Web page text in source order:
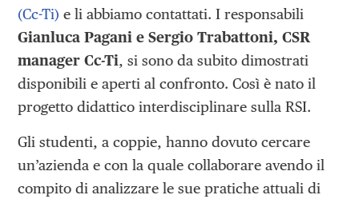
(Cc-Ti) e li abbiamo contattati. I responsabili
Gianluca Pagani e Sergio Trabattoni, CSR
manager Cc-Ti, si sono da subito dimostrati
disponibili e aperti al confronto. Così è nato il
progetto didattico interdisciplinare sulla RSI.
Gli studenti, a coppie, hanno dovuto cercare
un’azienda e con la quale collaborare avendo il
compito di analizzare le sue pratiche attuali di